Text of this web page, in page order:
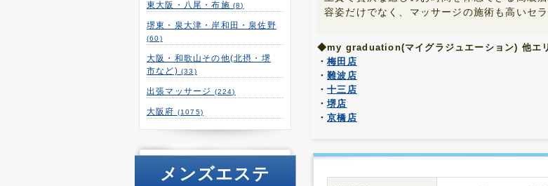
容姿だけでなく、マッサージの施術も高いセ
◆my graduation(マイグラジュエーション) 他エ
・梅田店
・難波店
・十三店
・堺店
・京橋店
東大阪・八尾・布施 (8)
堺東・泉大津・岸和田・泉佐野
(60)
大阪・和歌山その他(北摂・堺
市など) (33)
出張マッサージ (224)
大阪府 (1075)
メンズエステ